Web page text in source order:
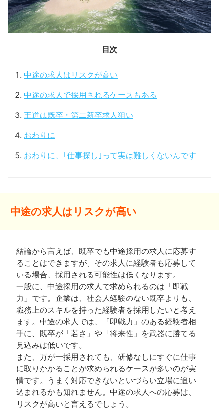
目次
中途の求人はリスクが高い
中途の求人で採用されるケースもある
王道は既卒・第二新卒求人狙い
おわりに
おわりに、｢仕事探し｣って実は難しくないんです
中途の求人はリスクが高い
結論から言えば、既卒でも中途採用の求人に応募す
ることはできますが、その求人に経験者も応募して
いる場合、採用される可能性は低くなります。
一般に、中途採用の求人で求められるのは「即戦
力」です。企業は、社会人経験のない既卒よりも、
職務上のスキルを持った経験者を採用したいと考え
ます。中途の求人では、「即戦力」のある経験者相
手に、既卒が「若さ」や「将来性」を武器に勝てる
見込みは低いです。
また、万が一採用されても、研修なしにすぐに仕事
に取りかかることが求められるケースが多いのが実
情です。うまく対応できないといづらい立場に追い
込まれるかも知れません。中途の求人への応募は、
リスクが高いと言えるでしょう。